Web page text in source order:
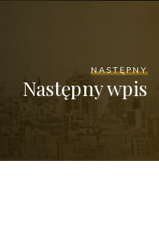
NASTĘPNY
Następny wpis